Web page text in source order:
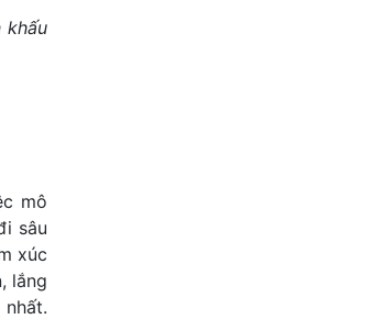
khấu
mô
sâu
xúc
lắng